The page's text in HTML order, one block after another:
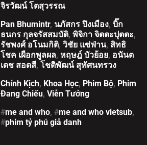
จิรวัฒน์ โตสุวรรณ
Pan Bhumintr, นภัสกร ปิงเมือง, บิ๊ก
ธนกร กุลจรัสสมบัติ, พิจิกา จิตตะปุตตะ,
รัชพงศ์ อโนมกิติ, วิชัย แซ่ฟ่าน, สิทธิ
โชค เผือกพูลผล, หฤษฎ์ บัวย้อย, อนันต
เดช สอดสี, โชติพัฒน์ สุทัศนทรวง
Chính Kịch, Khoa Học, Phim Bộ, Phim
Đang Chiếu, Viễn Tưởng
#me and who, #me and who vietsub,
#phim tỷ phú giả danh